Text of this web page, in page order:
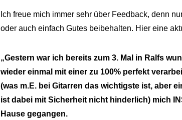
Ich freue mich immer sehr über Feedback, denn
oder auch einfach Gutes beibehalten. Hier eine
„Gestern war ich bereits zum 3. Mal in Ralfs
wieder einmal mit einer zu 100% perfekt
(was m.E. bei Gitarren das wichtigste ist, aber
ist dabei mit Sicherheit nicht hinderlich) mich
Hause gegangen.